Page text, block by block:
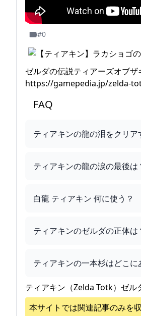
#0
ゼルダの伝説ティアーズオブ
https://gamepedia.jp/zelda-
FAQ
ティアキンの龍の泪をクリ
ティアキンの龍の涙の最後は
白龍 ティアキン 何に使う？
ティアキンのゼルダの正体は
ティアキンの一本杉はどこに
ティアキン（Zelda Totk）ゼ
本サイトでは関連記事のみを